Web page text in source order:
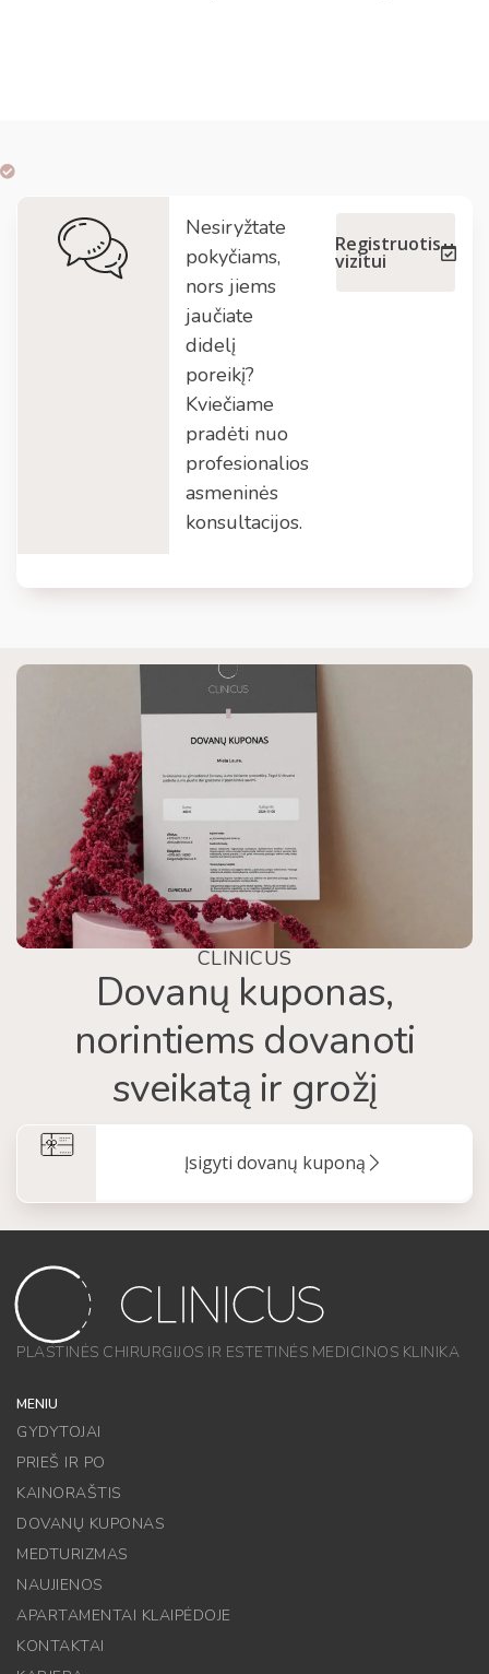
Nesiryžtate
pokyčiams,
nors jiems
jaučiate
didelį
poreikį?
Kviečiame
pradėti nuo
profesionalios
asmeninės
konsultacijos.
Registruotis
vizitui
CLINICUS
Dovanų kuponas,
norintiems dovanoti
sveikatą ir grožį
Įsigyti dovanų kuponą
PLASTINĖS CHIRURGIJOS IR ESTETINĖS MEDICINOS KLINIKA
MENIU
GYDYTOJAI
PRIEŠ IR PO
KAINORAŠTIS
DOVANŲ KUPONAS
MEDTURIZMAS
NAUJIENOS
APARTAMENTAI KLAIPĖDOJE
KONTAKTAI